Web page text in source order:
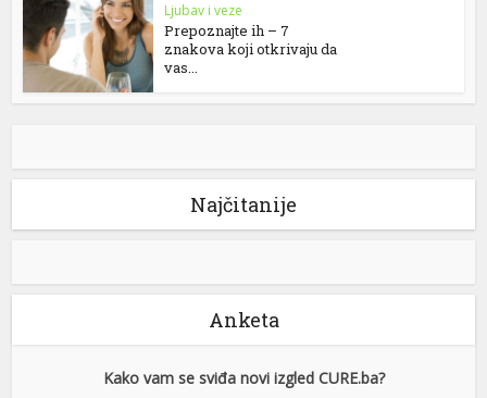
Ljubav i veze
Prepoznajte ih – 7
znakova koji otkrivaju da
vas...
Najčitanije
Anketa
Kako vam se sviđa novi izgled CURE.ba?